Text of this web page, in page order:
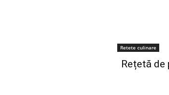
Retete culinare
Rețetă de